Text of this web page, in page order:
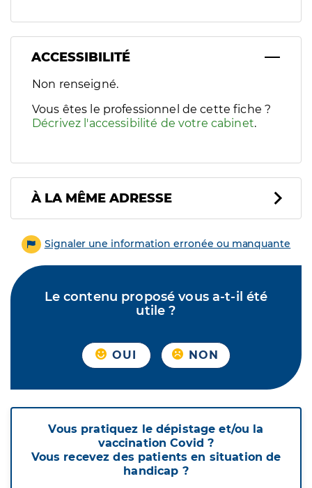
ACCESSIBILITÉ
Filtres
Sélectionnez un ou plusieurs handicaps/besoins
Non renseigné.
Vous êtes le professionnel de cette fiche ?
Décrivez l'accessibilité de votre cabinet.
À LA MÊME ADRESSE
Signaler une information erronée ou manquante
Le contenu proposé vous a-t-il été
utile ?
OUI NON
Vous pratiquez le dépistage et/ou la
vaccination Covid ?
Vous recevez des patients en situation de
handicap ?